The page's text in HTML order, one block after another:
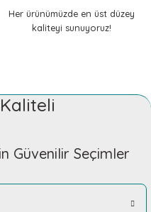
Her ürünümüzde en üst düzey
kaliteyi sunuyoruz!
Güvenilir Seçimler